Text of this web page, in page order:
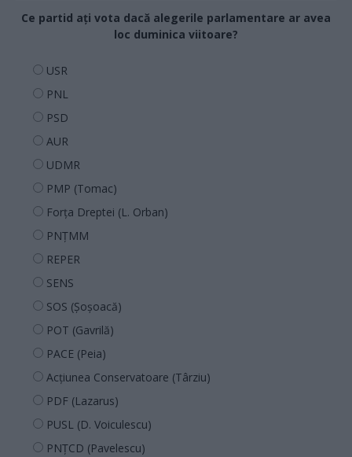
Ce partid ați vota dacă alegerile parlamentare ar avea
loc duminica viitoare?
USR
PNL
PSD
AUR
UDMR
PMP (Tomac)
Forța Dreptei (L. Orban)
PNȚMM
REPER
SENS
SOS (Șoșoacă)
POT (Gavrilă)
PACE (Peia)
Acțiunea Conservatoare (Târziu)
PDF (Lazarus)
PUSL (D. Voiculescu)
PNȚCD (Pavelescu)